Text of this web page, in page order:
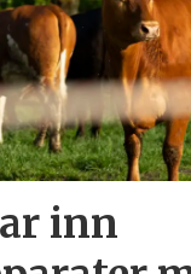
inn